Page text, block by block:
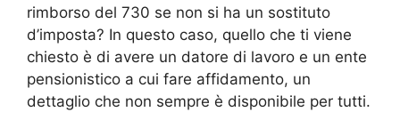
rimborso del 730 se non si ha un sostituto
d’imposta? In questo caso, quello che ti viene
chiesto è di avere un datore di lavoro e un ente
pensionistico a cui fare affidamento, un
dettaglio che non sempre è disponibile per tutti.